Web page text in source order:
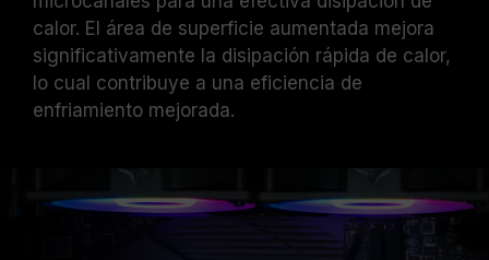
calor. El área de superficie aumentada mejora
significativamente la disipación rápida de calor,
lo cual contribuye a una eficiencia de
enfriamiento mejorada.